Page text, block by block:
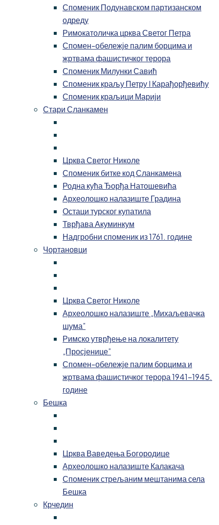
Споменик Подунавском партизанском
одреду
Римокатоличка црква Светог Петра
Спомен-обележје палим борцима и
жртвама фашистичког терора
Споменик Милунки Савић
Споменик краљу Петру I Карађорђевићу
Споменик краљици Марији
Стари Сланкамен
Црква Светог Николе
Споменик битке код Сланкамена
Родна кућа Ђорђа Натошевића
Археолошко налазиште Градина
Остаци турског купатила
Тврђава Акуминкум
Надгробни споменик из 1761. године
Чортановци
Црква Светог Николе
Археолошко налазиште „Михаљевачка
шума”
Римско утврђење на локалитету
„Просјенице”
Спомен-обележје палим борцима и
жртвама фашистичког терора 1941-1945.
године
Бешка
Црква Ваведења Богородице
Археолошко налазиште Калакача
Споменик стрељаним мештанима села
Бешка
Крчедин